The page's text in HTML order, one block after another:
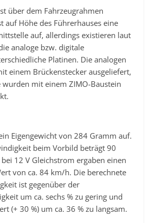
über dem Fahrzeugrahmen
auf Höhe des Führerhauses eine
auf, allerdings existieren laut
analoge bzw. digitale
Platinen. Die analogen
einem Brückenstecker ausgeliefert,
mit einem ZIMO-Baustein
Eigengewicht von 284 Gramm auf.
beim Vorbild beträgt 90
12 V Gleichstrom ergaben einen
von ca. 84 km/h. Die berechnete
ist gegenüber der
um ca. sechs % zu gering und
(+ 30 %) um ca. 36 % zu langsam.